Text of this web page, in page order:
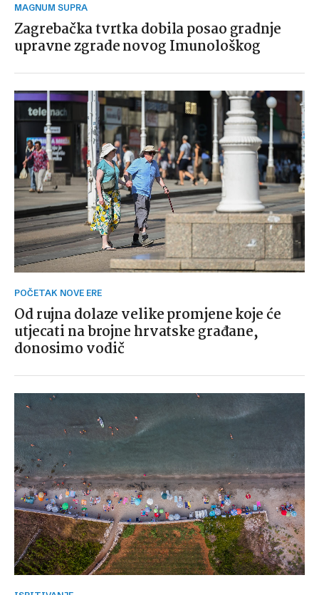
MAGNUM SUPRA
Zagrebačka tvrtka dobila posao gradnje
upravne zgrade novog Imunološkog
POČETAK NOVE ERE
Od rujna dolaze velike promjene koje će
utjecati na brojne hrvatske građane,
donosimo vodič